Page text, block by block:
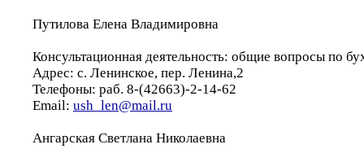
Путилова Елена Владимировна
Консультационная деятельность: общие вопросы по
Адрес: с. Ленинское, пер. Ленина,2
Телефоны: раб. 8-(42663)-2-14-62
Email: ush_len@mail.ru
Ангарская Светлана Николаевна